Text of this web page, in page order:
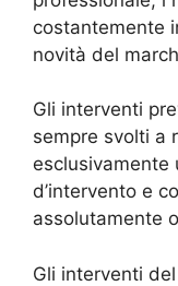
costantemente
novità del
Gli interventi
sempre svolti a
esclusivamente
d’intervento e
assolutamente
Gli interventi